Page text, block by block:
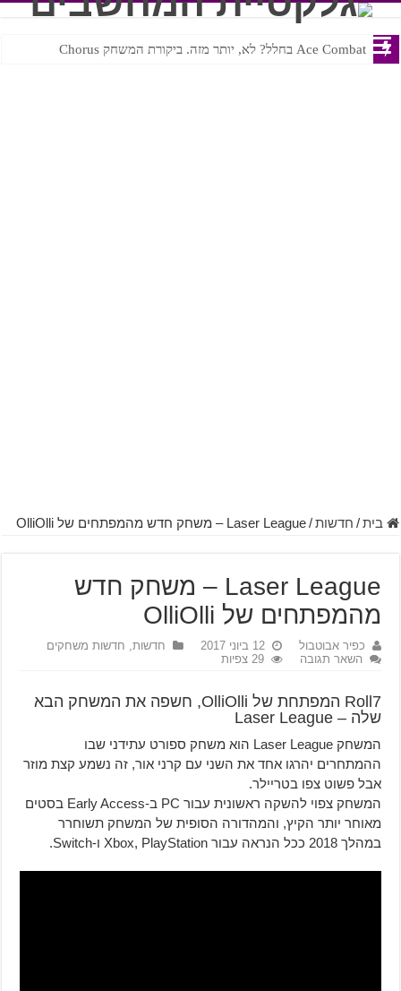
Ace Combat בחלל? לא, יותר מזה. ביקורת המשחק Chorus
Steven Universe והשירים שתורגמו בצורה נוראית לעברית
בית / חדשות / Laser League – משחק חדש מהמפתחים של OlliOlli
Laser League – משחק חדש
מהמפתחים של OlliOlli
כפיר אבוטבול 12 ביוני 2017 חדשות, חדשות משחקים
השאר תגובה
29 צפיות
Roll7 המפתחת של OlliOlli, חשפה את המשחק הבא
שלה – Laser League
המשחק Laser League הוא משחק ספורט עתידני שבו
ההמתחרים יהרגו אחד את השני עם קרני אור, זה נשמע קצת מוזר
אבל פשוט צפו בטריילר.
המשחק צפוי להשקה ראשונית עבור PC ב-Early Access בסטים
מאוחר יותר הקיץ, והמהדורה הסופית של המשחק תשוחרר
במהלך 2018 ככל הנראה עבור Xbox, PlayStation ו-Switch.